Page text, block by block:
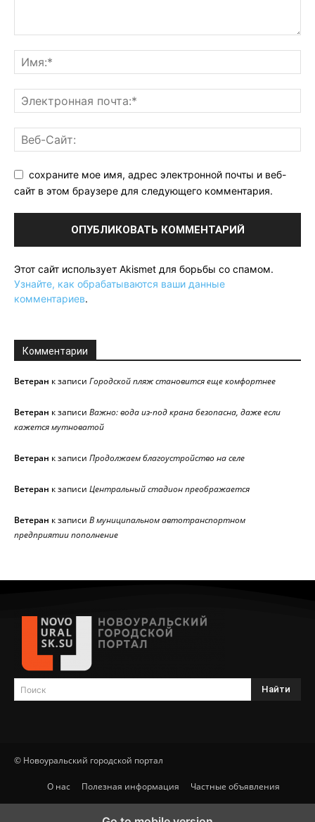
сохраните мое имя, адрес электронной почты и веб-
сайт в этом браузере для следующего комментария.
Этот сайт использует Akismet для борьбы со спамом.
Узнайте, как обрабатываются ваши данные
комментариев.
Комментарии
Ветеран к записи Городской пляж становится еще комфортнее
Ветеран к записи Важно: вода из-под крана безопасна, даже если
кажется мутноватой
Ветеран к записи Продолжаем благоустройство на селе
Ветеран к записи Центральный стадион преображается
Ветеран к записи В муниципальном автотранспортном
предприятии пополнение
Поиск Найти
© Новоуральский городской портал
О нас Полезная информация Частные объявления